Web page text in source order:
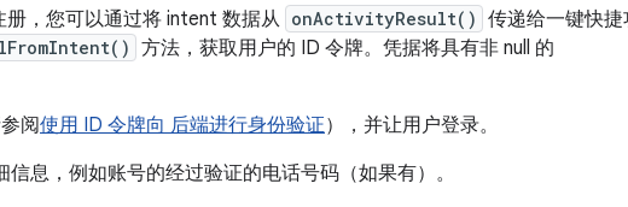
，您可以通过将 intent 数据从 onActivityResult() 传递给一键快捷
方法，获取用户的 ID 令牌。凭据将具有非 null 的
阅使用 ID 令牌向 后端进行身份验证），并让用户登录。
息，例如账号的经过验证的电话号码（如果有）。